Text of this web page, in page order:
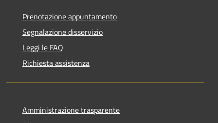
Prenotazione appuntamento
Segnalazione disservizio
Leggi le FAQ
Richiesta assistenza
Amministrazione trasparente